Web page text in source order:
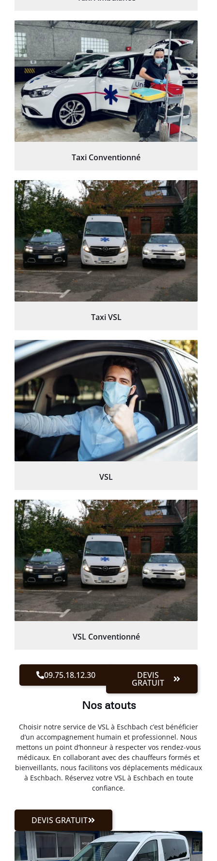
Taxi Conventionné
Taxi VSL
VSL
VSL Conventionné
09.75.18.12.30 DEVIS
GRATUIT
Nos atouts
Choisir notre service de VSL à Eschbach c’est bénéficier
d’un accompagnement humain et professionnel. Nous
mettons un point d’honneur à respecter vos rendez-vous
médicaux. En collaborant avec des chauffeurs formés et
bienveillants, nous facilitons vos déplacements médicaux
à Eschbach. Réservez votre VSL à Eschbach en toute
confiance.
DEVIS GRATUIT